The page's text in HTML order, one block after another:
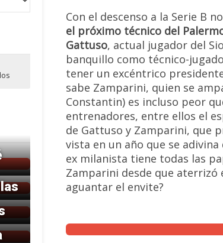
Con el descenso a la Serie B
el próximo técnico del
Gattuso, actual jugador del
banquillo como técnico-
tener un excéntrico
sabe Zamparini, quien se
Constantin) es incluso peor
entrenadores, entre ellos el
de Gattuso y Zamparini, que
vista en un año que se
ex milanista tiene todas las
Zamparini desde que aterrizó
aguantar el envite?